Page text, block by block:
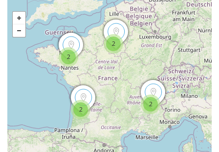
2
2
2
2